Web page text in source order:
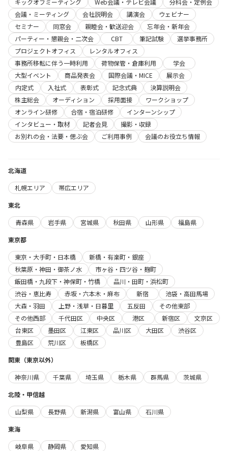
会議・ミーティング
会社説明会 講演会
ウェビナー
セミナー
同窓会 親睦会・歓送迎会
忘年会・新年会
パーティー・懇親会・二次会
CBT 筆記試験
選挙事務所
プロジェクトオフィス
レンタルオフィス
事務所移転に伴う一時利用
荷物保管・倉庫利用
学会
大型イベント
商品発表会 国際会議・MICE
展示会
内定式
入社式 表彰式 記念式典
決算説明会
株主総会
オーディション 採用面接
ワークショップ
オンライン研修
合宿・宿泊研修
インターンシップ
インタビュー・取材
記者会見
撮影・収録
お別れの会・法要・偲ぶ会
ご利用事例 会議のお役立ち情報
北海道
札幌エリア
帯広エリア
東北
青森県
岩手県 宮城県 秋田県 山形県
福島県
東京都
東京・大手町・日本橋
新橋・有楽町・銀座
秋葉原・神田・御茶ノ水
市ヶ谷・四ツ谷・麹町
飯田橋・九段下・神保町・竹橋
品川・田町・浜松町
渋谷・恵比寿
赤坂・六本木・麻布 新宿
池袋・高田馬場
大森・羽田
上野・浅草・日暮里 五反田
その他東部
その他西部
千代田区 中央区 港区 新宿区
文京区
台東区
墨田区 江東区 品川区 大田区
渋谷区
豊島区
荒川区
板橋区
関東（東京以外）
神奈川県
千葉県 埼玉県 栃木県 群馬県
茨城県
北陸・甲信越
山梨県
長野県 新潟県 富山県
石川県
東海
岐阜県
静岡県
愛知県